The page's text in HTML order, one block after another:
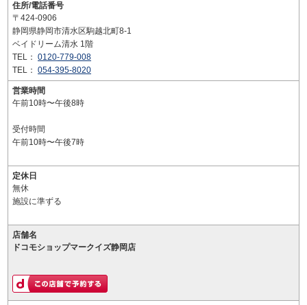
住所/電話番号
〒424-0906
静岡県静岡市清水区駒越北町8-1
ベイドリーム清水 1階
TEL： 0120-779-008
TEL： 054-395-8020
営業時間
午前10時〜午後8時
受付時間
午前10時〜午後7時
定休日
無休
施設に準ずる
店舗名
ドコモショップマークイズ静岡店